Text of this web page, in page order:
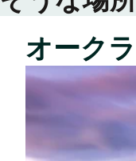
オーク